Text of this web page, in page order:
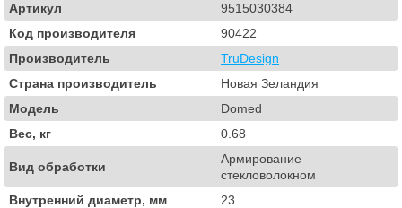
Артикул
9515030384
Код производителя
90422
Производитель
TruDesign
Страна производитель
Новая Зеландия
Модель
Domed
Вес, кг
0.68
Вид обработки
Армирование
стекловолокном
Внутренний диаметр, мм
23